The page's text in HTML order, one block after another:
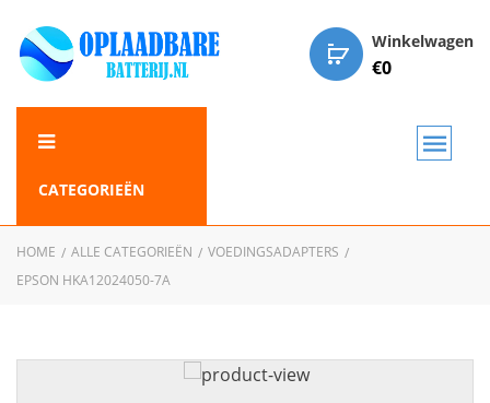
Winkelwagen
€0
CATEGORIEËN
HOME ALLE CATEGORIEËN
VOEDINGSADAPTERS
EPSON HKA12024050-7A